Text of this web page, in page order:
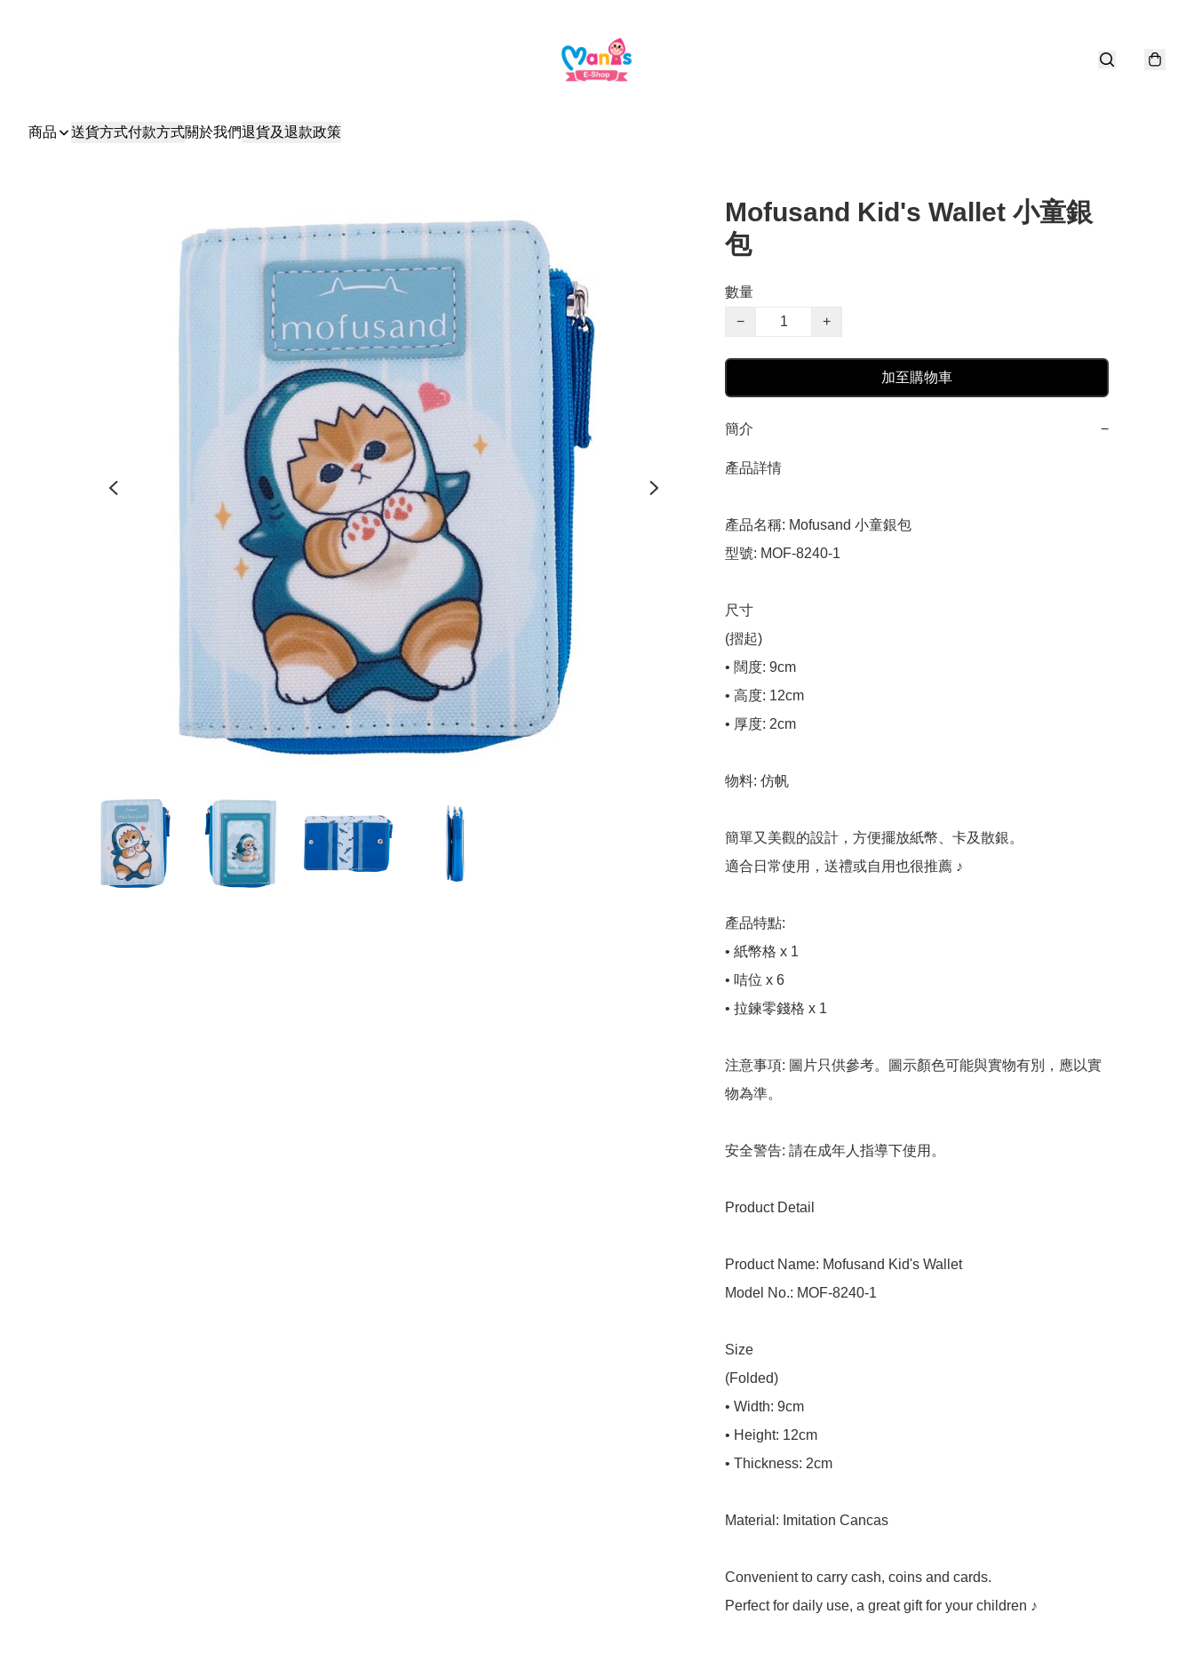
商品 送貨方式付款方式關於我們退貨及退款政策
Mofusand Kid's Wallet 小童銀
包
數量
−
+
加至購物車
簡介 −
產品詳情
產品名稱: Mofusand 小童銀包
型號: MOF-8240-1
尺寸
(摺起)
• 闊度: 9cm
• 高度: 12cm
• 厚度: 2cm
物料: 仿帆
簡單又美觀的設計，方便擺放紙幣、卡及散銀。
適合日常使用，送禮或自用也很推薦 ♪
產品特點:
• 紙幣格 x 1
• 咭位 x 6
• 拉鍊零錢格 x 1
注意事項: 圖片只供參考。圖示顏色可能與實物有別，應以實
物為準。
安全警告: 請在成年人指導下使用。
Product Detail
Product Name: Mofusand Kid's Wallet
Model No.: MOF-8240-1
Size
(Folded)
• Width: 9cm
• Height: 12cm
• Thickness: 2cm
Material: Imitation Cancas
Convenient to carry cash, coins and cards.
Perfect for daily use, a great gift for your children ♪